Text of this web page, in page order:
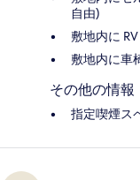
自由)
敷地内に
敷地内に車
その他の情報
指定喫煙ス